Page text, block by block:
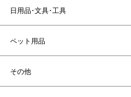
日用品･文具･工具
ペット用品
その他